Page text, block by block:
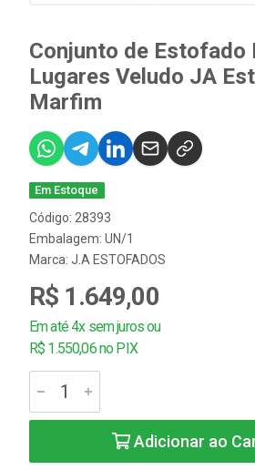
Conjunto de Estofado
Lugares Veludo JA
Marfim
Em Estoque
Código: 28393
Embalagem: UN/1
Marca: J.A ESTOFADOS
R$ 1.649,00
Em até 4x sem juros ou
R$ 1.550,06 no PIX
Adicionar ao